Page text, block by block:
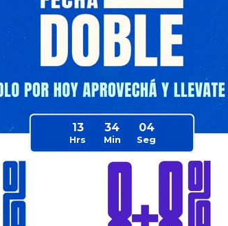
13 34 04